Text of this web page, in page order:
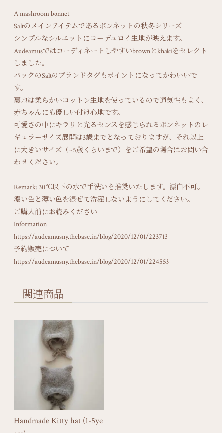
A mashroom bonnet
Saltのメインアイテムであるボンネットの秋冬シリーズ
シンプルなシルエットにコーデュロイ生地が映えます。
Audeamusではコーディネートしやすいbrownとkhakiをセレクト
しました。
バックのSaltのブランドタグもポイントになってかわいいで
す。
裏地は柔らかいコットン生地を使っているので通気性もよく、
赤ちゃんにも優しい付け心地です。
可愛さの中にキラリと光るセンスを感じられるボンネットのレ
ギュラーサイズ展開は3歳までとなっておりますが、それ以上
に大きいサイズ（~5歳くらいまで）をご希望の場合はお問い合
わせください。
Remark: 30℃以下の水で手洗いを推奨いたします。漂白不可。
濃い色と薄い色を混ぜて洗濯しないようにしてください。
ご購入前にお読みください
Information
https://audeamusny.thebase.in/blog/2020/12/01/223713
予約販売について
https://audeamusny.thebase.in/blog/2020/12/01/224553
関連商品
Handmade Kitty hat (1-5ye